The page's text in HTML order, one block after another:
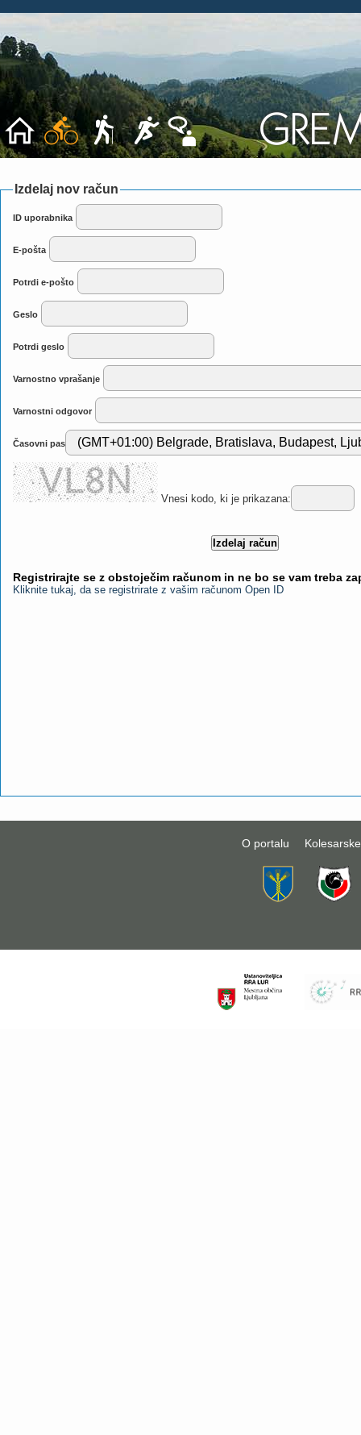
Izdelaj nov račun
ID uporabnika
E-pošta
Potrdi e-pošto
Geslo
Potrdi geslo
Varnostno vprašanje
Varnostni odgovor
Časovni pas
Vnesi kodo, ki je prikazana:
Registrirajte se z obstoječim računom in ne bo se vam treba
Kliknite tukaj, da se registrirate z vašim računom Open ID
O portalu